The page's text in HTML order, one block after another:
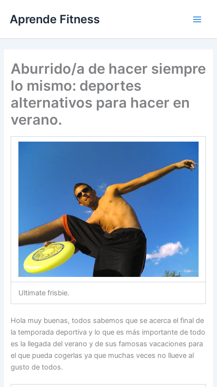
contenido
Aprende Fitness
Aburrido/a de hacer siempre
lo mismo: deportes
alternativos para hacer en
verano.
Ultimate frisbie.
Hola muy buenas, todos sabemos que se acerca el final de
la temporada deportiva y lo que es más importante de todo
es la llegada del verano y de sus famosas vacaciones para
el que pueda cogerlas ya que muchas veces no llueve al
gusto de todos.